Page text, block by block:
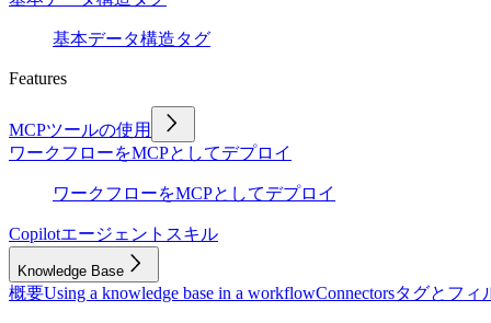
基本データ構造タグ
Features
MCPツールの使用
ワークフローをMCPとしてデプロイ
ワークフローをMCPとしてデプロイ
Copilotエージェントスキル
Knowledge Base
概要Using a knowledge base in a workflowConnectorsタグとフィ